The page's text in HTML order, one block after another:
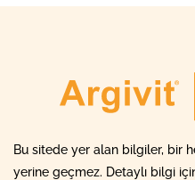
Bu sitede yer alan bilgiler, bir
yerine geçmez. Detaylı bilgi